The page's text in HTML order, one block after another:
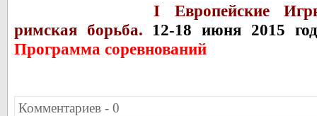
I Европейские
римская борьба. 12-18 июня 2015
Программа соревнований
Комментариев - 0